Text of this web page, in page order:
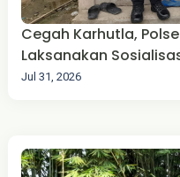
Cegah Karhutla,
Laksanakan
Jul 31, 2026